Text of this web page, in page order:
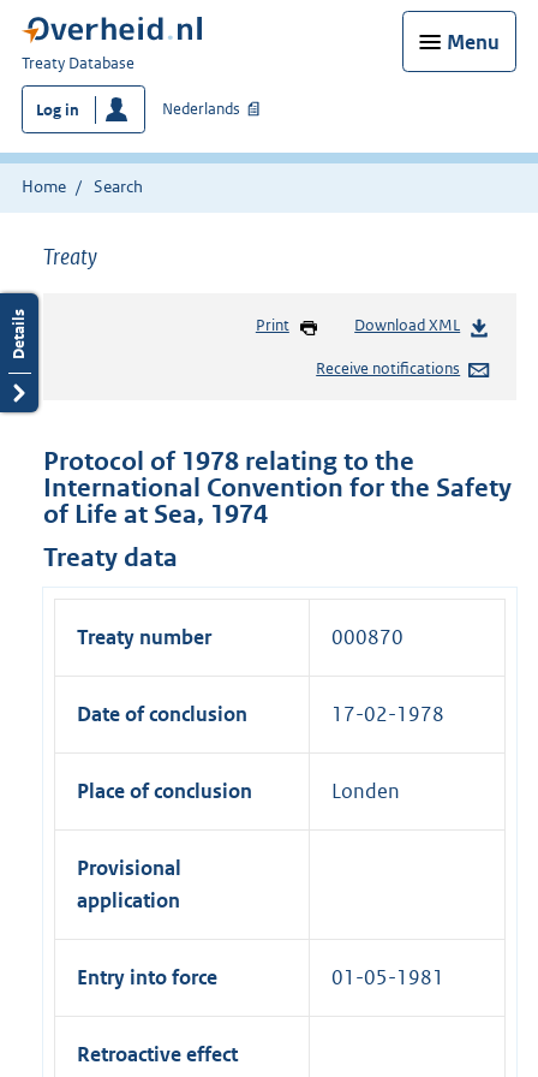
Menu
You
are
here:
Treaty Database
Log in Nederlands
Home Search
Treaty
Print Download XML
Receive notifications
Protocol of 1978 relating to the
International Convention for the Safety
of Life at Sea, 1974
Treaty data
Treaty number 000870
Date of conclusion 17-02-1978
Place of conclusion Londen
Provisional
application
Entry into force 01-05-1981
Retroactive effect